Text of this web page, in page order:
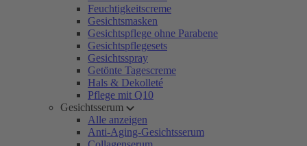
Feuchtigkeitscreme
Gesichtsmasken
Gesichtspflege ohne Parabene
Gesichtspflegesets
Gesichtsspray
Getönte Tagescreme
Hals & Dekolleté
Pflege mit Q10
Gesichtsserum
Alle anzeigen
Anti-Aging-Gesichtsserum